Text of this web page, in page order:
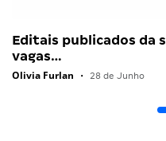
Editais publicados da
vagas…
Olivia Furlan • 28 de Junho